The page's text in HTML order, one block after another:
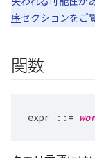
序セクションをご
関数
expr ::=